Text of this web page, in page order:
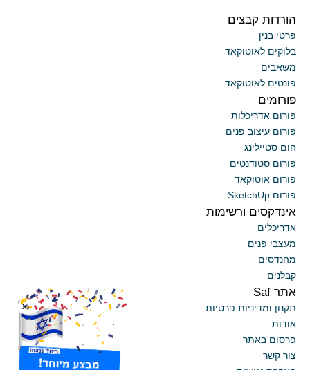
הורדות קבצים
פרטי בנין
בלוקים לאוטוקאד
משאבים
פונטים לאוטוקאד
פורומים
פורום אדריכלות
פורום עיצוב פנים
הום סטיילינג
פורום סטודנטים
פורום אוטוקאד
פורום SketchUp
אינדקסים ורשימות
אדריכלים
מעצבי פנים
מהנדסים
קבלנים
אתר Saf
תקנון ומדיניות פרטיות
אודות
פרסום באתר
צור קשר
x